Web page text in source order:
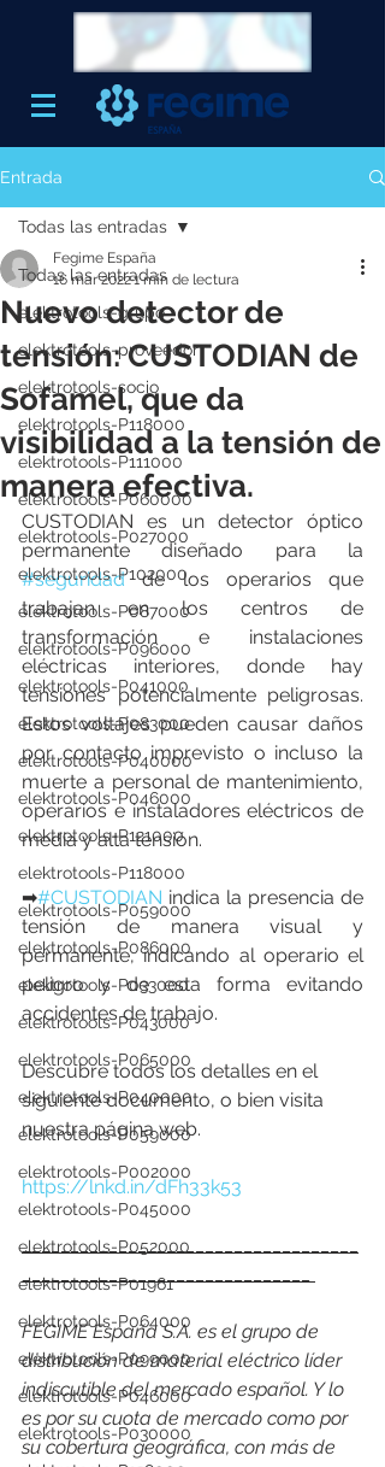
Entrada
Todas las entradas
elektrotools-grupo
elektrotools-proveedor
elektrotools-socio
elektrotools-P118000
elektrotools-P111000
elektrotools-P060000
elektrotools-P027000
elektrotools-P102000
elektrotools-P087000
elektrotools-P096000
elektrotools-P041000
elektrotools-P083000
elektrotools-P040000
elektrotools-P046000
elektrotools-P121000
elektrotools-P118000
elektrotools-P059000
elektrotools-P086000
elektrotools-P033000
elektrotools-P043000
elektrotools-P065000
elektrotools-P040000
elektrotools-P059000
elektrotools-P002000
elektrotools-P045000
elektrotools-P052000
elektrotools-P01961
elektrotools-P064000
elektrotools-P099000
elektrotools-P046000
elektrotools-P030000
Todas las entradas
Nuevo detector de
tensión: CUSTODIAN de
Sofamel, que da
visibilidad a la tensión de
manera efectiva.
Fegime España
16 mar 20221 min de lectura
CUSTODIAN es un detector óptico
#seguridad de los operarios que
trabajan en los centros de
transformación e instalaciones
eléctricas interiores, donde hay
tensiones potencialmente peligrosas.
Estos voltajes pueden causar daños
por contacto imprevisto o incluso la
muerte a personal de mantenimiento,
operarios e instaladores eléctricos de
media y alta tensión.
➡#CUSTODIAN indica la presencia de
tensión de manera visual y
permanente, indicando al operario el
peligro y de esta forma evitando
accidentes de trabajo.
Descubre todos los detalles en el
siguiente documento, o bien visita
nuestra página web.
https://lnkd.in/dFh33k53
___________________________________
______________________________
FEGIME España S.A. es el grupo de
distribución de material eléctrico líder
indiscutible del mercado español. Y lo
es por su cuota de mercado como por
su cobertura geográfica, con más de